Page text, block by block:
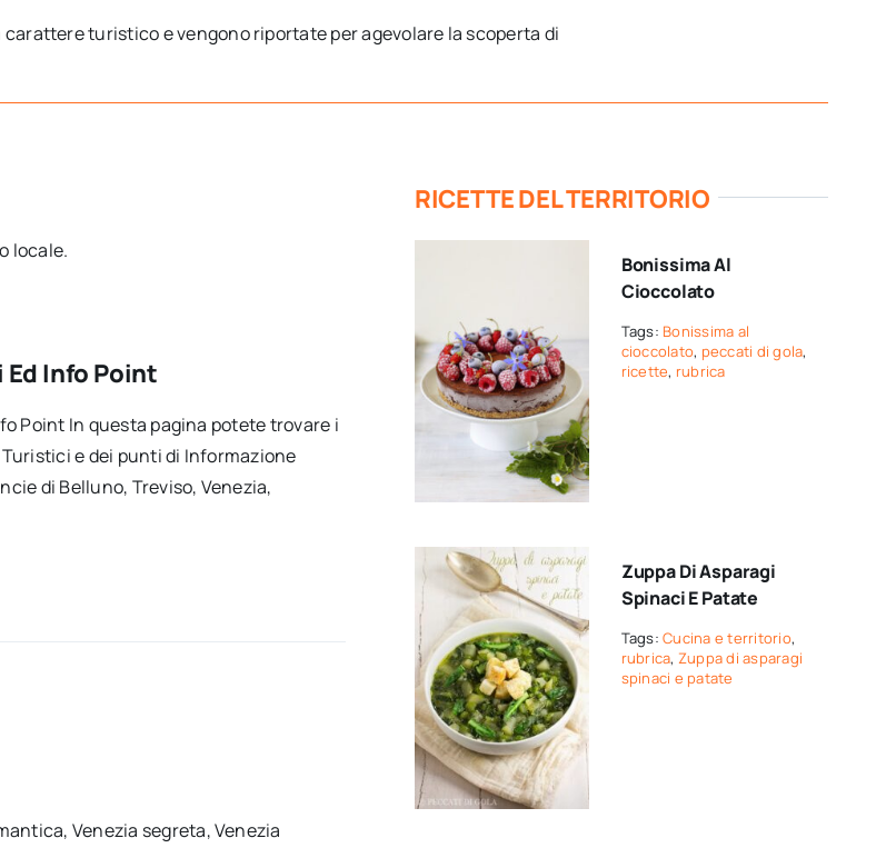
turistico e vengono riportate per agevolare la scoperta di
locale.
Info Point
Point In questa pagina potete trovare i
e dei punti di Informazione
di Belluno, Treviso, Venezia,
Venezia segreta, Venezia
RICETTE DEL TERRITORIO
Bonissima Al
Cioccolato
Tags: Bonissima al
cioccolato, peccati di gola,
ricette, rubrica
Zuppa Di Asparagi
Spinaci E Patate
Tags:Cucina e territorio,
rubrica, Zuppa di asparagi
spinaci e patate